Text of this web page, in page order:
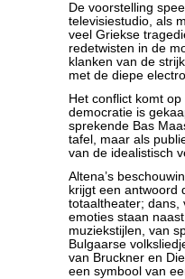
De voorstelling
televisiestudio, als
veel Griekse
redetwisten in de
klanken van de
met de diepe
Het conflict komt
democratie is
sprekende Bas
tafel, maar als
van de idealistisch
Altena’s
krijgt een antwoord
totaaltheater; dans,
emoties staan
muziekstijlen, van
Bulgaarse
van Bruckner en
een symbool van